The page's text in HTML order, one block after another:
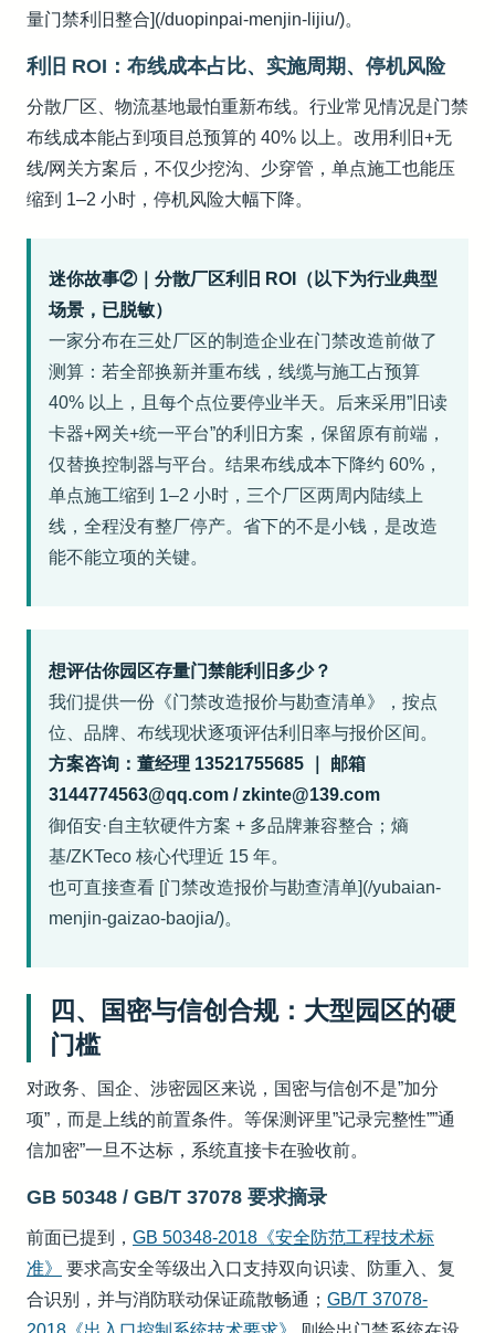
量门禁利旧整合](/duopinpai-menjin-lijiu/)。
利旧 ROI：布线成本占比、实施周期、停机风险
分散厂区、物流基地最怕重新布线。行业常见情况是门禁
布线成本能占到项目总预算的 40% 以上。改用利旧+无
线/网关方案后，不仅少挖沟、少穿管，单点施工也能压
缩到 1–2 小时，停机风险大幅下降。
迷你故事②｜分散厂区利旧 ROI（以下为行业典型
场景，已脱敏）
一家分布在三处厂区的制造企业在门禁改造前做了
测算：若全部换新并重布线，线缆与施工占预算
40% 以上，且每个点位要停业半天。后来采用”旧读
卡器+网关+统一平台”的利旧方案，保留原有前端，
仅替换控制器与平台。结果布线成本下降约 60%，
单点施工缩到 1–2 小时，三个厂区两周内陆续上
线，全程没有整厂停产。省下的不是小钱，是改造
能不能立项的关键。
想评估你园区存量门禁能利旧多少？
我们提供一份《门禁改造报价与勘查清单》，按点
位、品牌、布线现状逐项评估利旧率与报价区间。
方案咨询：董经理 13521755685 ｜ 邮箱
3144774563@qq.com / zkinte@139.com
御佰安·自主软硬件方案 + 多品牌兼容整合；熵
基/ZKTeco 核心代理近 15 年。
也可直接查看 [门禁改造报价与勘查清单](/yubaian-
menjin-gaizao-baojia/)。
四、国密与信创合规：大型园区的硬
门槛
对政务、国企、涉密园区来说，国密与信创不是”加分
项”，而是上线的前置条件。等保测评里”记录完整性””通
信加密”一旦不达标，系统直接卡在验收前。
GB 50348 / GB/T 37078 要求摘录
前面已提到， GB 50348-2018《安全防范工程技术标
准》
要求高安全等级出入口支持双向识读、防重入、复
合识别，并与消防联动保证疏散畅通； GB/T 37078-